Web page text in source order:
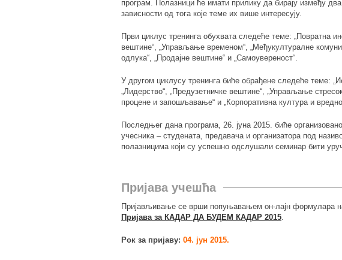
програм. Полазници ће имати прилику да бирају између
зависности од тога које теме их више интересују.
Први циклус тренинга обухвата следеће теме: „Повратна
вештине“, „Управљање временом“, „Међукултуралне
одлука“, „Продајне вештине“ и „Самоувереност“.
У другом циклусу тренинга биће обрађене следеће теме:
„Лидерство“, „Предузетничке вештине“, „Управљање
процене и запошљавање“ и „Корпоративна култура и
Последњег дана програма, 26. јуна 2015. биће
учесника – студената, предавача и организатора под
полазницима који су успешно одслушали семинар бити
Пријава учешћа
Пријављивање се врши попуњавањем он-лајн формулара на
Пријава за КАДАР ДА БУДЕМ КАДАР 2015
Рок за пријаву: 04. јун 2015.